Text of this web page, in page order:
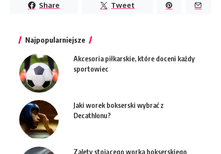
Share Tweet
Najpopularniejsze
Akcesoria piłkarskie, które doceni każdy
sportowiec
Jaki worek bokserski wybrać z
Decathlonu?
Zalety stojącego worka bokserskiego